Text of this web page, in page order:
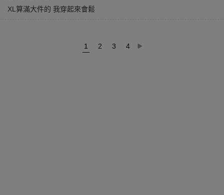
XL算滿大件的 我穿起來會鬆
1 2 3 4